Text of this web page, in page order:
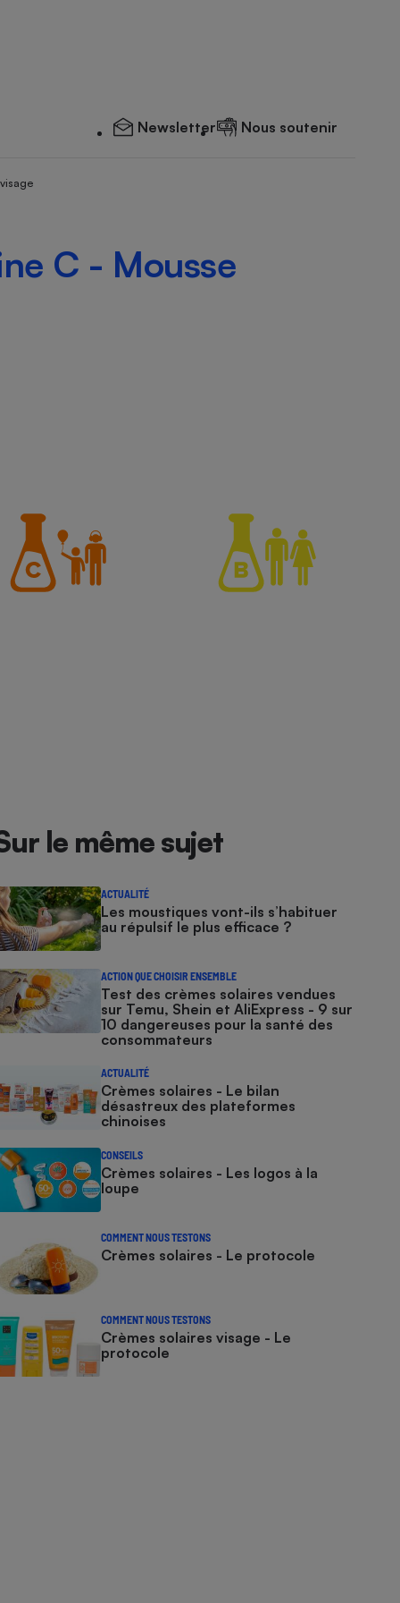
Newsletter Nous soutenir
C - Mousse
le même sujet
ACTUALITÉ
Les moustiques vont-ils s’habituer
au répulsif le plus efficace ?
ACTION QUE CHOISIR ENSEMBLE
Test des crèmes solaires vendues
sur Temu, Shein et AliExpress - 9 sur
10 dangereuses pour la santé des
consommateurs
ACTUALITÉ
Crèmes solaires - Le bilan
désastreux des plateformes
chinoises
CONSEILS
Crèmes solaires - Les logos à la
loupe
COMMENT NOUS TESTONS
Crèmes solaires - Le protocole
COMMENT NOUS TESTONS
Crèmes solaires visage - Le
protocole